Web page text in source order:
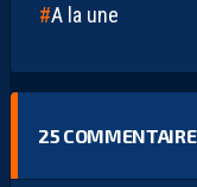
A la une
25